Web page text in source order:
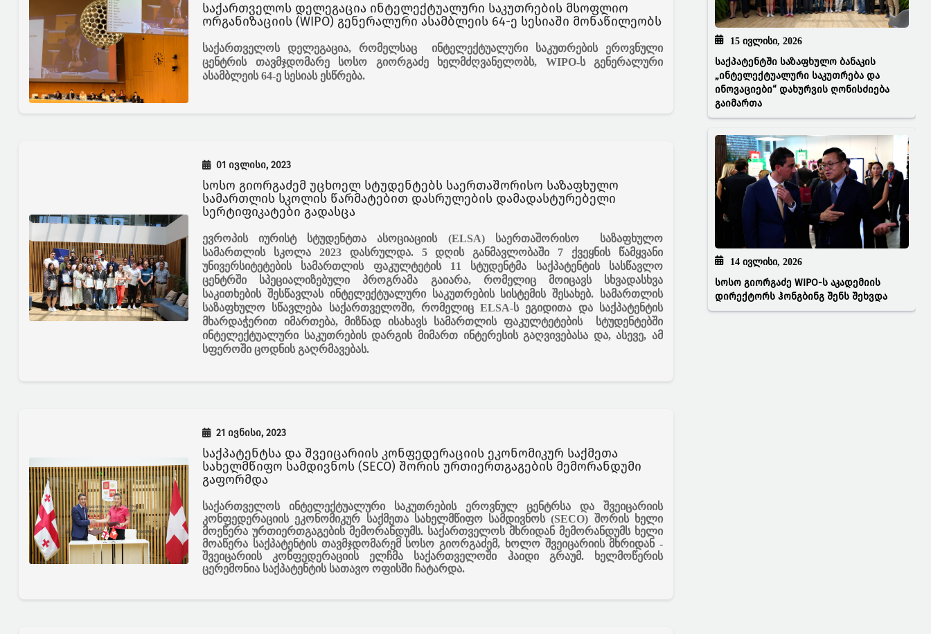
საქართველოს დელეგაცია ინტელექტუალური საკუთრების მსოფლიო
ორგანიზაციის (WIPO) გენერალური ასამბლეის 64-ე სესიაში მონაწილეობს
საქართველოს დელეგაცია, რომელსაც ინტელექტუალური საკუთრების ეროვნული
ცენტრის თავმჯდომარე სოსო გიორგაძე ხელმძღვანელობს, WIPO-ს გენერალური
ასამბლეის 64-ე სესიას ესწრება.
01 ივლისი, 2023
სოსო გიორგაძემ უცხოელ სტუდენტებს საერთაშორისო საზაფხულო
სამართლის სკოლის წარმატებით დასრულების დამადასტურებელი
სერტიფიკატები გადასცა
ევროპის იურისტ სტუდენტთა ასოციაციის (ELSA) საერთაშორისო საზაფხულო
სამართლის სკოლა 2023 დასრულდა. 5 დღის განმავლობაში 7 ქვეყნის წამყვანი
უნივერსიტეტების სამართლის ფაკულტეტის 11 სტუდენტმა საქპატენტის სასწავლო
ცენტრში სპეციალიზებული პროგრამა გაიარა, რომელიც მოიცავს სხვადასხვა
საკითხების შესწავლას ინტელექტუალური საკუთრების სისტემის შესახებ. სამართლის
საზაფხულო სწავლება საქართველოში, რომელიც ELSA-ს ეგიდითა და საქპატენტის
მხარდაჭერით იმართება, მიზნად ისახავს სამართლის ფაკულტეტების სტუდენტებში
ინტელექტუალური საკუთრების დარგის მიმართ ინტერესის გაღვივებასა და, ასევე, ამ
სფეროში ცოდნის გაღრმავებას.
21 ივნისი, 2023
საქპატენტსა და შვეიცარიის კონფედერაციის ეკონომიკურ საქმეთა
სახელმწიფო სამდივნოს (SECO) შორის ურთიერთგაგების მემორანდუმი
გაფორმდა
საქართველოს ინტელექტუალური საკუთრების ეროვნულ ცენტრსა და შვეიცარიის
კონფედერაციის ეკონომიკურ საქმეთა სახელმწიფო სამდივნოს (SECO) შორის ხელი
მოეწერა ურთიერთგაგების მემორანდუმს. საქართველოს მხრიდან მემორანდუმს ხელი
მოაწერა საქპატენტის თავმჯდომარემ სოსო გიორგაძემ, ხოლო შვეიცარიის მხრიდან -
შვეიცარიის კონფედერაციის ელჩმა საქართველოში ჰაიდი გრაუმ. ხელმოწერის
ცერემონია საქპატენტის სათავო ოფისში ჩატარდა.
15 ᲘᲕᲚᲘᲡᲘ, 2026
საქპატენტში საზაფხულო ბანაკის
„ინტელექტუალური საკუთრება და
ინოვაციები“ დახურვის ღონისძიება
გაიმართა
14 ᲘᲕᲚᲘᲡᲘ, 2026
სოსო გიორგაძე WIPO-ს აკადემიის
დირექტორს ჰონგბინგ შენს შეხვდა